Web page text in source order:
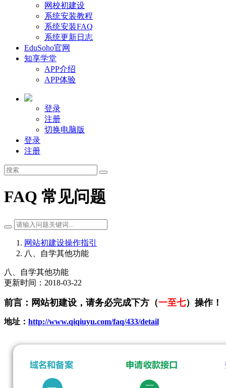
网校初建设
系统安装教程
系统安装FAQ
系统更新日志
EduSoho官网
知享学堂
APP介绍
APP体验
登录
注册
切换电脑版
登录
注册
FAQ 常见问题
网站初建设操作指引
八、自学其他功能
八、自学其他功能
更新时间：2018-03-22
前言：网站初建设，请务必完成下方（一至七）操作！
地址： http://www.qiqiuyu.com/faq/433/detail